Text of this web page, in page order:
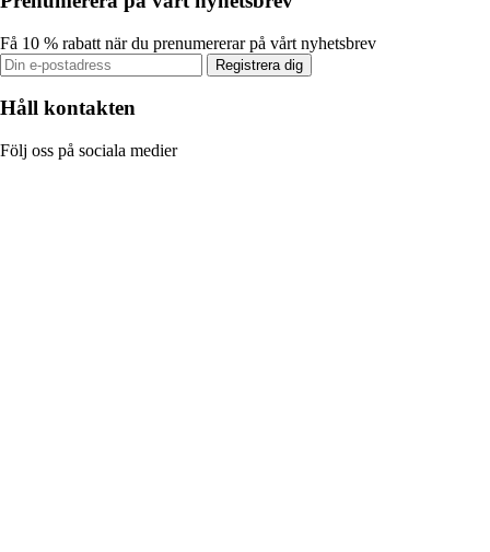
Få 10 % rabatt när du prenumererar på vårt nyhetsbrev
Registrera dig
Håll kontakten
Följ oss på sociala medier